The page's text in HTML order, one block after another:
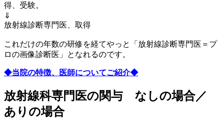
得、受験。
⇓
放射線診断専門医、取得
これだけの年数の研修を経てやっと「放射線診断専門医＝プ
ロの画像診断医」となれるのです。
◆当院の特徴、医師についてご紹介◆
放射線科専門医の関与 なしの場合／
ありの場合